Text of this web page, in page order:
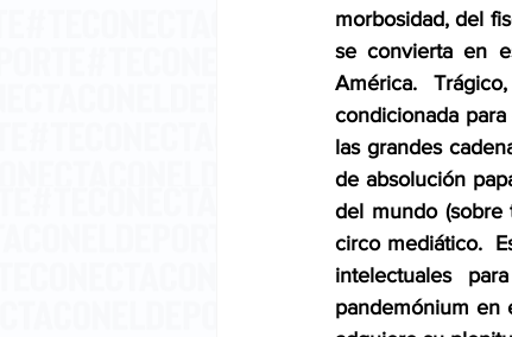
morbosidad, del
se convierta en
América.
condicionada
las grandes
de absolución
del mundo (sobre
circo mediático.
intelectuales
pandemónium en